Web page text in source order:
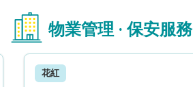
物業管理 · 保安服務
花紅